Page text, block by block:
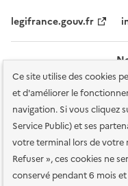
Ce site utilise des cookies
et d'améliorer le
navigation. Si vous cliquez
Service Public) et ses
votre terminal lors de votre
Refuser », ces cookies ne
conservé pendant 6 mois
legifrance.gouv.fr
Plan du site Accessibilité :
services en ligne Mentions